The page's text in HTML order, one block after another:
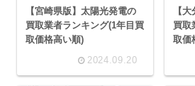
【宮崎県版】太陽光発電の
買取業者ランキング(1年目買
取価格高い順)
2024.09.20
【
買取
取価